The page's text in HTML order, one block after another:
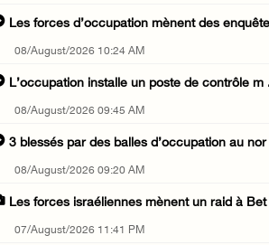
Les forces d’occupation mènent des
08/August/2026 10:24 AM
L’occupation installe un poste de contrôle m
08/August/2026 09:45 AM
3 blessés par des balles d’occupation au nor
08/August/2026 09:20 AM
Les forces israéliennes mènent un raid à Bet
07/August/2026 11:41 PM